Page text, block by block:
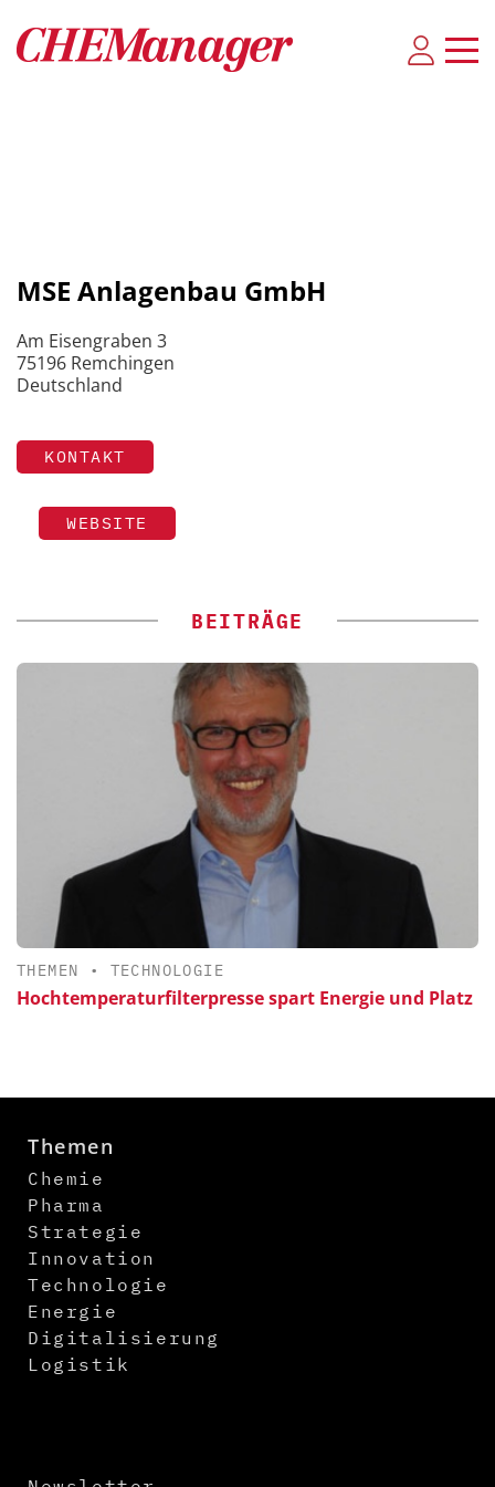
MSE Anlagenbau GmbH
Am Eisengraben 3
75196 Remchingen
Deutschland
KONTAKT
WEBSITE
BEITRÄGE
THEMEN • TECHNOLOGIE
Hochtemperaturfilterpresse spart Energie und Platz
Themen
Chemie
Pharma
Strategie
Innovation
Technologie
Energie
Digitalisierung
Logistik